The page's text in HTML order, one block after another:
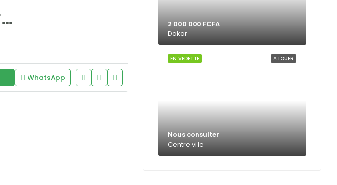
Villa R+1 avec jardin à louer aux Almadies
WhatsApp
2 000 000 FCFA
Dakar
A LOUER
EN VEDETTE
Nous consulter
Centre ville